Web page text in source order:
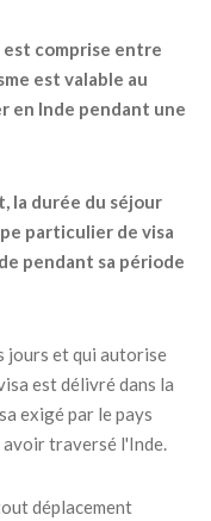
comprise entre
est valable au
en Inde pendant une
la durée du séjour
particulier de visa
pendant sa période
jours et qui autorise
est délivré dans la
exigé par le pays
avoir traversé l'Inde.
déplacement